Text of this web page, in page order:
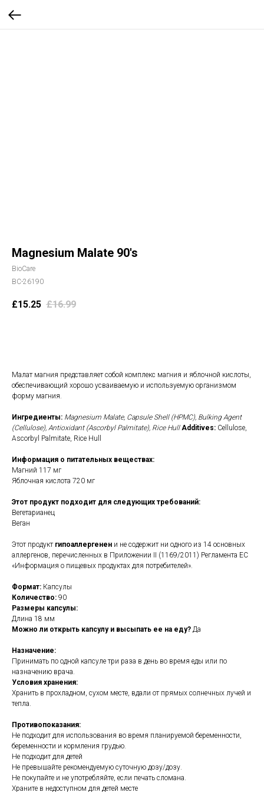
Magnesium Malate 90's
BioCare
BC-26190
£15.25 £16.99
Малат магния представляет собой комплекс магния и яблочной кислоты,
обеспечивающий хорошо усваиваемую и используемую организмом
форму магния.
Ингредиенты: Magnesium Malate, Capsule Shell (HPMC), Bulking Agent
(Cellulose), Antioxidant (Ascorbyl Palmitate), Rice HullAdditives: Cellulose,
Ascorbyl Palmitate, Rice Hull
Информация о питательных веществах:
Магний 117 мг
Яблочная кислота 720 мг
Этот продукт подходит для следующих требований:
Вегетарианец
Веган
Этот продукт гипоаллергенен и не содержит ни одного из 14 основных
аллергенов, перечисленных в Приложении II (1169/2011) Регламента ЕС
«Информация о пищевых продуктах для потребителей».
Формат: Капсулы
Количество: 90
Размеры капсулы:
Длина 18 мм
Можно ли открыть капсулу и высыпать ее на еду? Да
Назначение:
Принимать по одной капсуле три раза в день во время еды или по
назначению врача.
Условия хранения:
Хранить в прохладном, сухом месте, вдали от прямых солнечных лучей и
тепла.
Противопоказания:
Не подходит для использования во время планируемой беременности,
беременности и кормления грудью.
Не подходит для детей
Не превышайте рекомендуемую суточную дозу/дозу.
Не покупайте и не употребляйте, если печать сломана.
Храните в недоступном для детей месте